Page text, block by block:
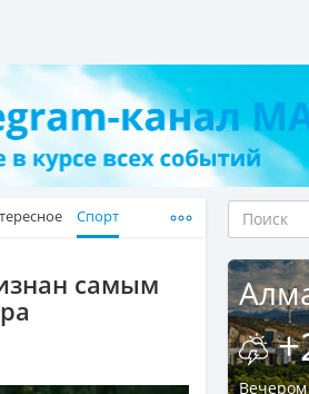
Спорт
самым